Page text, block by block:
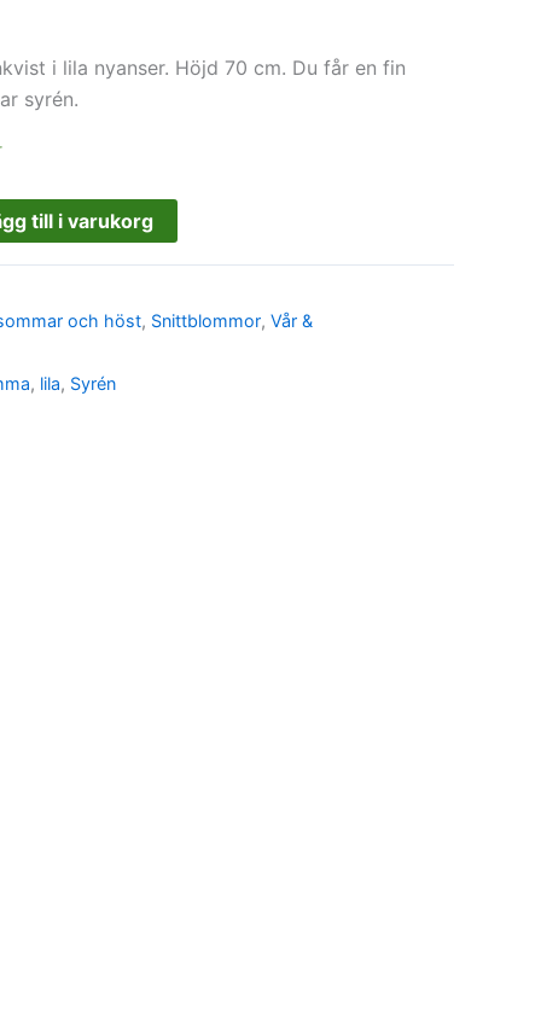
i lila nyanser. Höjd 70 cm. Du får en fin
syrén.
till i varukorg
och höst, Snittblommor, Vår &
, lila, Syrén